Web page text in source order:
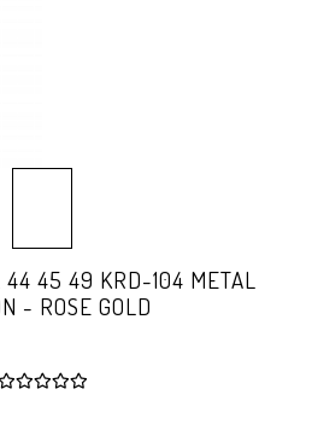
44 45 49 KRD-104 METAL
- ROSE GOLD